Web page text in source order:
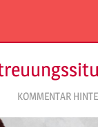
SPD EITORF
KOMMENTAR